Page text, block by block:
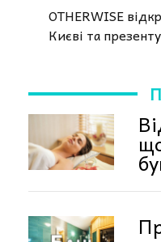
OTHERWISE
Києві та